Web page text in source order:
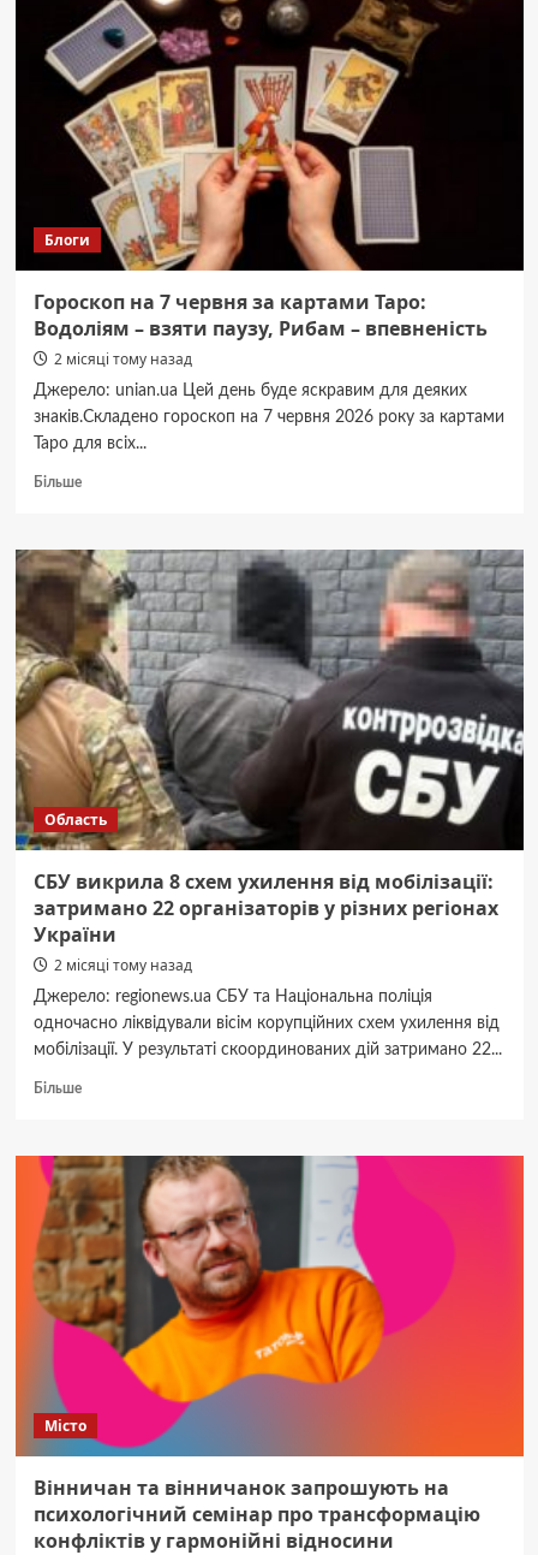
повернули
землю
історико-
культурного
значення
Блоги
Гороскоп на 7 червня за картами Таро:
Водоліям – взяти паузу, Рибам – впевненість
2 місяці тому назад
Джерело: unian.ua Цей день буде яскравим для деяких
знаків.Складено гороскоп на 7 червня 2026 року за картами
Таро для всіх...
БільшеДокладніше
на
7
червня
за
картами
Таро:
Водоліям
–
взяти
паузу,
Рибам
впевненість
Область
СБУ викрила 8 схем ухилення від мобілізації:
затримано 22 організаторів у різних регіонах
України
2 місяці тому назад
Джерело: regionews.ua СБУ та Національна поліція
одночасно ліквідували вісім корупційних схем ухилення від
мобілізації. У результаті скоординованих дій затримано 22...
БільшеДокладніше
викрила
8
схем
ухилення
мобілізації:
затримано
22
організаторів
України
Місто
Вінничан та вінничанок запрошують на
психологічний семінар про трансформацію
конфліктів у гармонійні відносини